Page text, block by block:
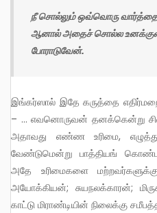
நீ சொல்லும் ஒவ்வொரு வார்த்தையையும் நான் மறுக்கிறேன்.
ஆனால் அதைச் சொல்ல
போராடுவேன்.
இங்கர்ஸால் இதே கருத்தை எதிர்மறையாக சற்று காட்டமாகக் கூறுகிறார்
– … எவனொருவன் தனக்கென்று சில
அதாவது எண்ண உரிமை,
வேண்டுமென்று பாத்தியங்
அதே உரிமைகளை
அயோக்கியன்; சுயநலக்காரன்;
காட்டு மிராண்டியின் நிலைக்கு